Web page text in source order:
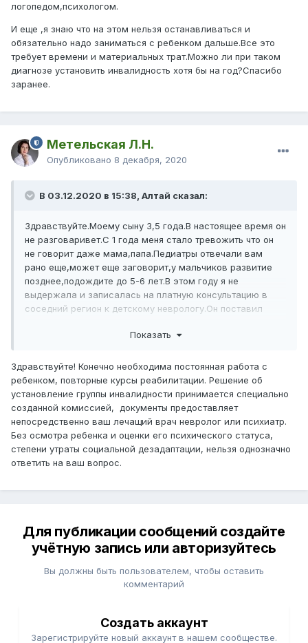
логопедом,психологом.
И еще ,я знаю что на этом нельзя останавливаться и
обязательно надо заниматься с ребенком дальше.Все это
требует времени и материальных трат.Можно ли при таком
диагнозе установить инвалидность хотя бы на год?Спасибо
заранее.
Метельская Л.Н.
Опубликовано 8 декабря, 2020
В 03.12.2020 в 15:38, Алтай сказал:
Здравствуйте.Моему сыну 3,5 года.В настоящее время он
не разговаривет.С 1 года меня стало тревожить что он
не говорит даже мама,папа.Педиатры отвечали вам
рано еще,может еще заговорит,у мальчиков развитие
позднее,подождите до 5-6 лет.В этом году я не
выдержала и записалась на платную консультацию в
соседний регион к детскому неврологу.Он поставил
пошли к психиатру а она ставит ЗПРР,Аутический
психоневрологический диспансер для детей.А сейчас
она говорит:У вас грубаяЗПРР.Классического аутизма у
вас нет.
Да ,конечно,я рада что у моего ребенка нет аутизма.Но
что мне делать дальше?К какому специалисту идти с
этим диагнозом?И что делать с его особенностями?
(Очень избирателен в еде,новые вещи не
надевает,предпочитает играть с кубиками и
хлорпротиксен -не подошел,затем рисполепт,вроде
нормально,пантогам,винпоцетин.Из
дарсонваль называется,микрополяризация,занятия с
логопедом,психологом.
обязательно надо заниматься с ребенком дальше.Все
это требует времени и материальных трат.Можно ли при
Показать
Здравствуйте! Конечно необходима постоянная работа с
ребенком, повторные курсы реабилитации. Решение об
установление группы инвалидности принимается специально
созданной комиссией, документы предоставляет
непосредственно ваш лечащий врач невролог или психиатр.
Без осмотра ребенка и оценки его психического статуса,
степени утраты социальной дезадаптации, нельзя однозначно
ответить на ваш вопрос.
Для публикации сообщений создайте
учётную запись или авторизуйтесь
Вы должны быть пользователем, чтобы оставить
комментарий
Создать аккаунт
Зарегистрируйте новый аккаунт в нашем сообществе.